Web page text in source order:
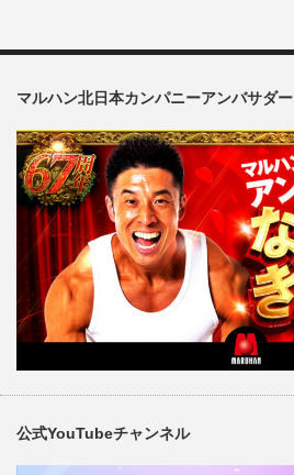
マルハン北日本カンパニーアンバサダー
公式YouTubeチャンネル